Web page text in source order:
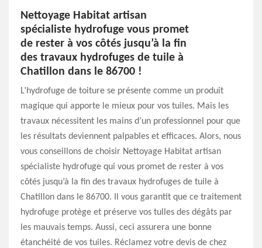
Nettoyage Habitat artisan
spécialiste hydrofuge vous promet
de rester à vos côtés jusqu’à la fin
des travaux hydrofuges de tuile à
Chatillon dans le 86700 !
L’hydrofuge de toiture se présente comme un produit
magique qui apporte le mieux pour vos tuiles. Mais les
travaux nécessitent les mains d’un professionnel pour que
les résultats deviennent palpables et efficaces. Alors, nous
vous conseillons de choisir Nettoyage Habitat artisan
spécialiste hydrofuge qui vous promet de rester à vos
côtés jusqu’à la fin des travaux hydrofuges de tuile à
Chatillon dans le 86700. Il vous garantit que ce traitement
hydrofuge protège et préserve vos tulles des dégâts par
les mauvais temps. Aussi, ceci assurera une bonne
étanchéité de vos tuiles. Réclamez votre devis de chez